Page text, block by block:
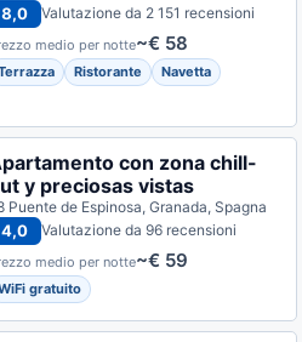
8,0 Valutazione da 2 151 recensioni
medio per notte~€ 58
Ristorante Navetta
con zona chill-
y preciosas vistas
Puente de Espinosa, Granada, Spagna
4,0 Valutazione da 96 recensioni
medio per notte~€ 59
gratuito